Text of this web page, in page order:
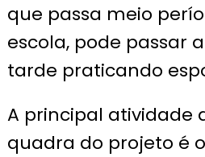
que passa meio
escola, pode passar
tarde praticando
A principal atividade
quadra do projeto é